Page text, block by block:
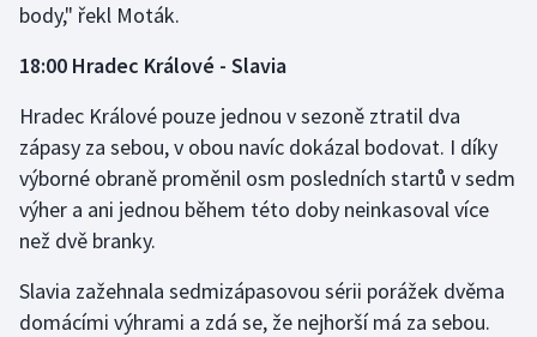
body," řekl Moták.
18:00 Hradec Králové - Slavia
Hradec Králové pouze jednou v sezoně ztratil dva
zápasy za sebou, v obou navíc dokázal bodovat. I díky
výborné obraně proměnil osm posledních startů v sedm
výher a ani jednou během této doby neinkasoval více
než dvě branky.
Slavia zažehnala sedmizápasovou sérii porážek dvěma
domácími výhrami a zdá se, že nejhorší má za sebou.